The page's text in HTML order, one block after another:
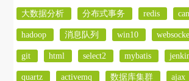
大数据分析 分布式事务 redis
hadoop 消息队列 win10
git html select2 mybatis
quartz activemq 数据库集群 ajax